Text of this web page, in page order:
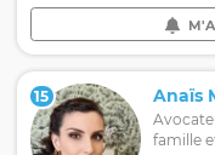
15 Anaïs
famille